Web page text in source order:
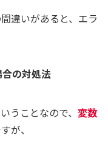
違いがあると、エラ
の対処法
うことなので、 変数
が、